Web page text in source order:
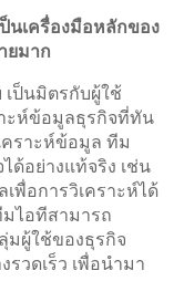
นเครื่องมือหลักของ
ยมาก
เป็นมิตรกับผู้ใช้
ะห์ข้อมูลธุรกิจที่ทัน
ราะห์ข้อมูล ทีม
ด้อย่างแท้จริง เช่น
พื่อการวิเคราะห์ได้
ไอทีสามารถ
มผู้ใช้ของธุรกิจ
วดเร็ว เพื่อนำมา